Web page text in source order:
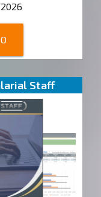
Staff